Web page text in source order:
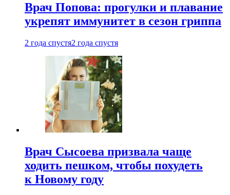
Врач Попова: прогулки и плавание
укрепят иммунитет в сезон гриппа
2 года спустя2 года спустя
Врач Сысоева призвала чаще
ходить пешком, чтобы похудеть
к Новому году